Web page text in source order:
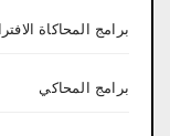
برامج المحاكاة
برامج المحاكي